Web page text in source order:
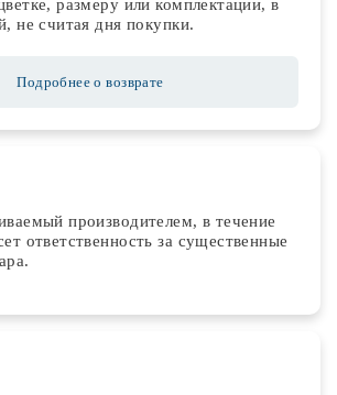
размеру или комплектации, в
не считая дня покупки.
Подробнее о возврате
производителем, в течение
ответственность за существенные